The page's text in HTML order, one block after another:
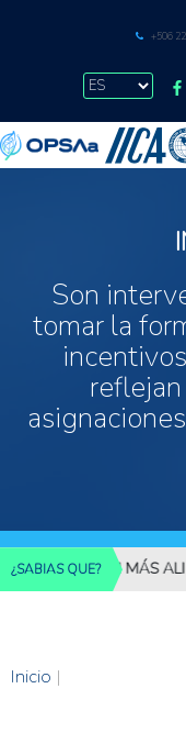
+506
Son
tomar la
¿SABIAS QUE?MÁS
Inicio |